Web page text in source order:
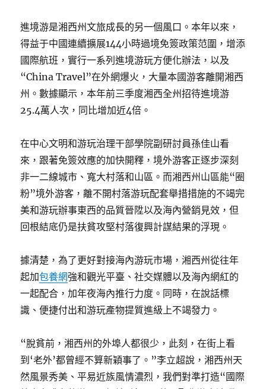
進境游是湘西州文旅成長的另一個風口。本年以來，
得益于中國連續擴展144小時過境免簽政策范圍，增添
國際航班，實行一系列進境游玩方便化辦法，以及
“China Travel”在外網爆火，大量本國游客離開湘西
州。數據顯示，本年前三季度湘西全州招待進境游
25.4萬人次，同比增加近4倍。
在中心文明和游玩治理干部學院副研討員孫佳山看
來，跟著免簽效應的加快開釋，境外游客正逐步深刻
非一二線城市、寬大村落和山區。而湘西州山區能“圈
粉”境外游客，離不開村落游玩配套舉措措施的不竭完
美和游玩辦事東西的品質晉陞以及海內營銷見效，但
回根結底仍是扶貧攻堅村落復興計謀結果的浮現。
據清楚，為了更好對接海內游玩市場，湘西州從往年
起加包養網強和觀光平臺、社交媒體以及海內網紅的
一起配合，加年夜海內推行力度。同時，在說話標
識、便捷付出和游玩產物提質進級上不竭發力。
“脫貧前，湘西州的外埠人都很少，此刻，在街上看
到‘老外’都曾經不算新穎事了。”李立超說，湘西州天
然風景秀美、平易近族風情濃烈，我們對準打造“國際